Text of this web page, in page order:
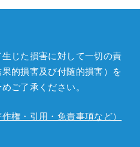
じた損害に対して一切の責
的損害及び付随的損害）を
ご了承ください。
権・引用・免責事項など）